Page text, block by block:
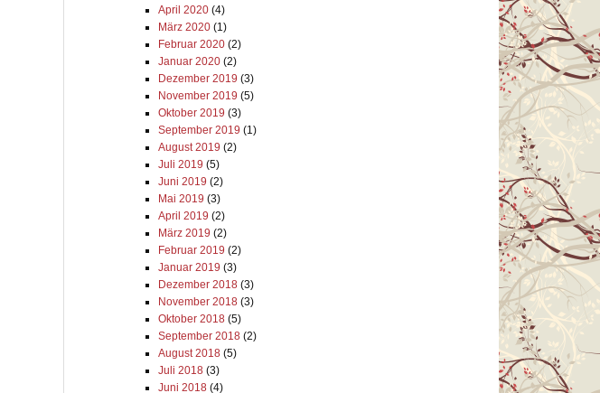
April 2020(4)
März 2020(1)
Februar 2020(2)
Januar 2020(2)
Dezember 2019 (3)
November 2019 (5)
Oktober 2019 (3)
September 2019 (1)
August 2019 (2)
Juli 2019 (5)
Juni 2019 (2)
Mai 2019 (3)
April 2019 (2)
März 2019 (2)
Februar 2019 (2)
Januar 2019 (3)
Dezember 2018(3)
November 2018(3)
Oktober 2018(5)
September 2018(2)
August 2018(5)
Juli 2018(3)
Juni 2018(4)